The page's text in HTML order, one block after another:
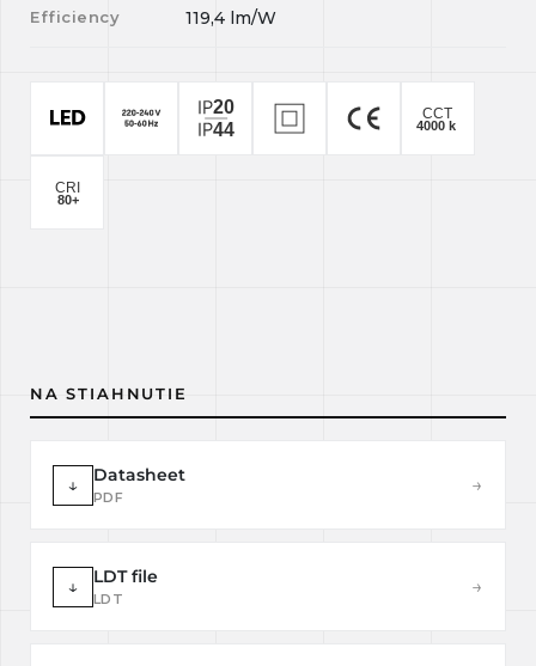
Efficiency 119,4 lm/W
NA STIAHNUTIE
↓ Datasheet
PDF
→
↓ LDT file
LDT
→